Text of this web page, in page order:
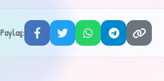
Paylaş: